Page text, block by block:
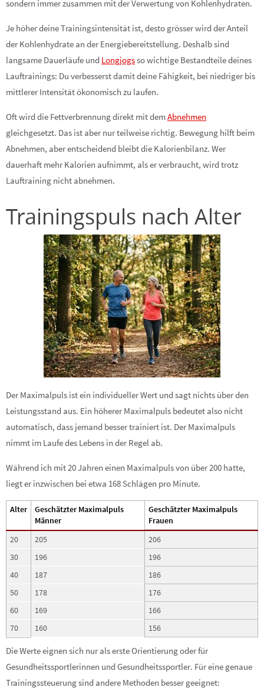
sondern immer zusammen mit der Verwertung von Kohlenhydraten.
Je höher deine Trainingsintensität ist, desto grösser wird der Anteil
der Kohlenhydrate an der Energiebereitstellung. Deshalb sind
langsame Dauerläufe und Longjogsso wichtige Bestandteile deines
Lauftrainings: Du verbesserst damit deine Fähigkeit, bei niedriger bis
mittlerer Intensität ökonomisch zu laufen.
Oft wird die Fettverbrennung direkt mit demAbnehmen
gleichgesetzt. Das ist aber nur teilweise richtig. Bewegung hilft beim
Abnehmen, aber entscheidend bleibt die Kalorienbilanz. Wer
dauerhaft mehr Kalorien aufnimmt, als er verbraucht, wird trotz
Lauftraining nicht abnehmen.
Trainingspuls nach Alter
Der Maximalpuls ist ein individueller Wert und sagt nichts über den
Leistungsstand aus. Ein höherer Maximalpuls bedeutet also nicht
automatisch, dass jemand besser trainiert ist. Der Maximalpuls
nimmt im Laufe des Lebens in der Regel ab.
Während ich mit 20 Jahren einen Maximalpuls von über 200 hatte,
liegt er inzwischen bei etwa 168 Schlägen pro Minute.
Alter
Geschätzter Maximalpuls
Männer
Geschätzter Maximalpuls
Frauen
20
205
206
30
196
196
40
187
186
50
178
176
60
169
166
70
160 156
Die Werte eignen sich nur als erste Orientierung oder für
Gesundheitssportlerinnen und Gesundheitssportler. Für eine genaue
Trainingssteuerung sind andere Methoden besser geeignet: